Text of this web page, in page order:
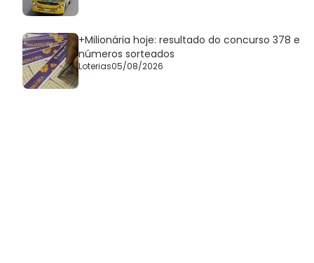
+Milionária hoje: resultado do concurso 378 e
números sorteados
Loterias05/08/2026